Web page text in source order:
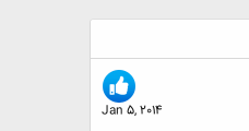
Jan 5, 2014